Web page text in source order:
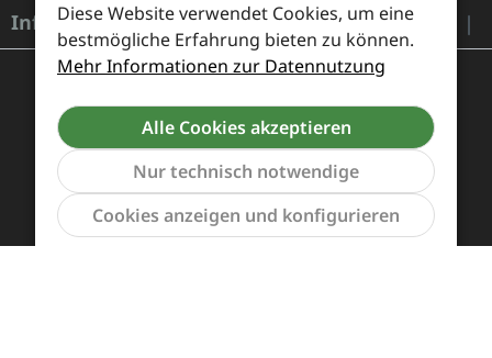
Informationen
Diese Website verwendet Cookies, um eine
bestmögliche Erfahrung bieten zu können.
Mehr Informationen zur Datennutzung
Alle Cookies akzeptieren
Nur technisch notwendige
Cookies anzeigen und konfigurieren